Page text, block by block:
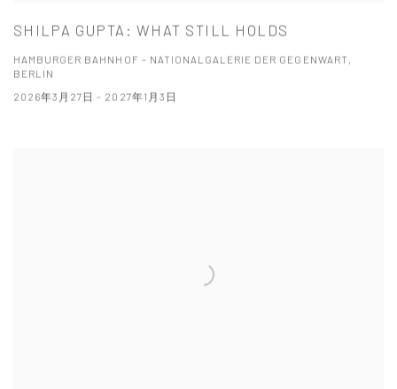
SHILPA GUPTA: WHAT STILL HOLDS
HAMBURGER BAHNHOF – NATIONALGALERIE DER GEGENWART,
BERLIN
2026年3月27日 - 2027年1月3日